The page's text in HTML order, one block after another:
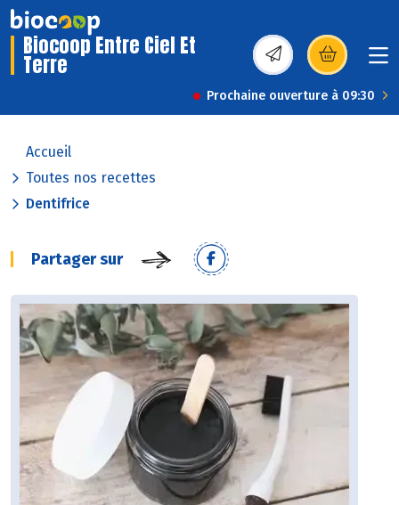
Biocoop Entre Ciel Et
Terre (s’ouvre dans une
Prochaine ouverture à 09:30
Accueil
Toutes nos recettes
Dentifrice
Partager sur